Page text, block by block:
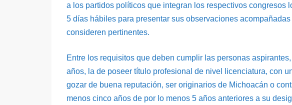
a los partidos políticos que integran los respectivos congresos
5 días hábiles para presentar sus observaciones
consideren pertinentes.
Entre los requisitos que deben cumplir las personas
años, la de poseer título profesional de nivel licenciatura, con
gozar de buena reputación, ser originarios de Michoacán o
menos cinco años de por lo menos 5 años anteriores a su